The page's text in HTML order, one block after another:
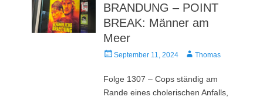
BRANDUNG – POINT
BREAK: Männer am
Meer
Veröffentlicht
September 11, 2024 AutorThomas
Folge 1307 – Cops ständig am
Rande eines cholerischen Anfalls,